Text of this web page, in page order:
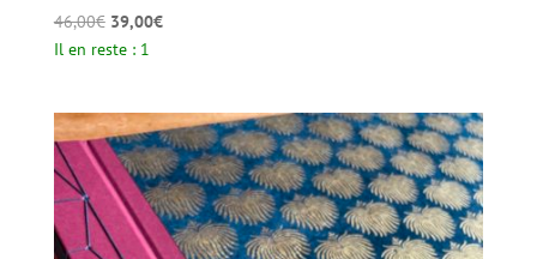
46,00€ Le
prix
46,00€.
39,00€Le
39,00€.
Il en reste : 1